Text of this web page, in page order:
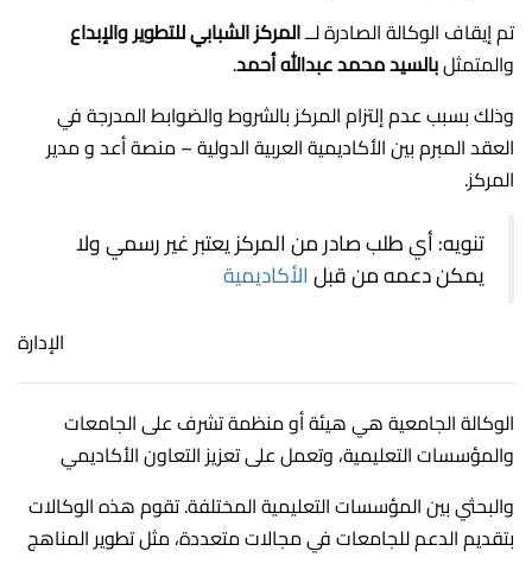
تم إيقاف الوكالة الصادرة لــالمركز الشبابي للتطوير والإبداع
والمتمثلبالسيد محمد عبدالله أحمد.
وذلك بسبب عدم إلتزام المركز بالشروط والضوابط المدرجة في
العقد المبرم بين الأكاديمية العربية الدولية – منصة أعد و مدير
المركز.
تنويه: أي طلب صادر من المركز يعتبر غير رسمي ولا
يمكن دعمه من قبلالأكاديمية
الإدارة
الوكالة الجامعية هي هيئة أو منظمة تشرف على الجامعات
والمؤسسات التعليمية، وتعمل على تعزيز التعاون الأكاديمي
والبحثي بين المؤسسات التعليمية المختلفة. تقوم هذه الوكالات
بتقديم الدعم للجامعات في مجالات متعددة، مثل تطوير المناهج